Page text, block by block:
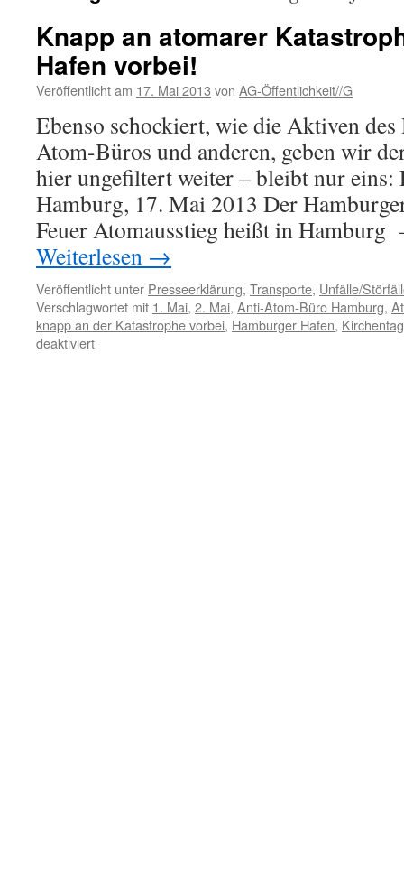
Knapp an atomarer
Hafen vorbei!
Veröffentlicht am 17. Mai 2013 von AG-Öffentlichkeit//G
Ebenso schockiert, wie die Aktiven
Atom-Büros und anderen, geben wir
hier ungefiltert weiter – bleibt nur
Hamburg, 17. Mai 2013 Der
Feuer Atomausstieg heißt in
Weiterlesen →
Veröffentlicht unter Presseerklärung, Transporte, Unfälle/
Verschlagwortet mit 1. Mai, 2. Mai, Anti-Atom-Büro Hamburg,
knapp an der Katastrophe vorbei, Hamburger Hafen, Kirchentag
deaktiviertfür